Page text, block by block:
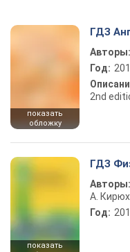
показать
обложку
ГДЗ
Авторы:
Год:
2nd
показать
ГДЗ
Авторы:
А.
Год: